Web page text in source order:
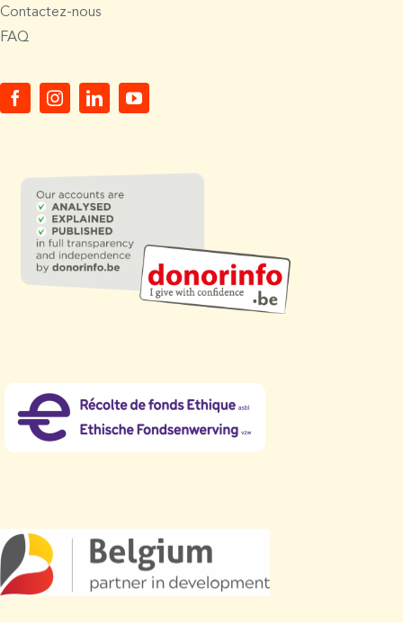
Contactez-nous
FAQ